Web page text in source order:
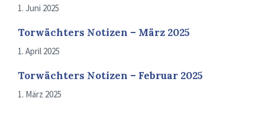
1. Juni 2025
Torwächters Notizen – März 2025
1. April 2025
Torwächters Notizen – Februar 2025
1. März 2025